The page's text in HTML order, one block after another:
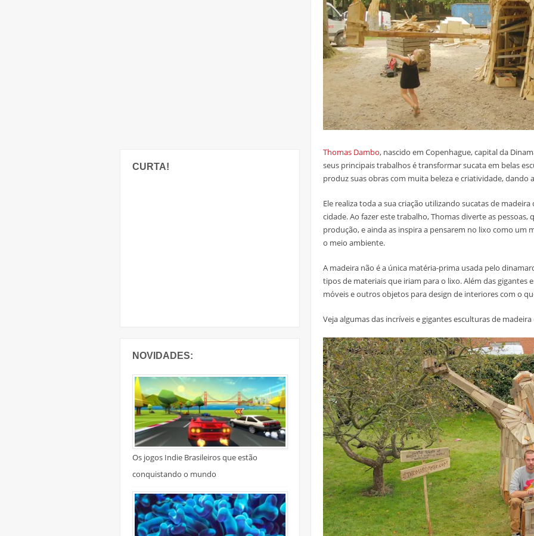
CURTA!
NOVIDADES:
Os jogos Indie Brasileiros que estão
conquistando o mundo
Thomas Dambo, nascido em Copenhague, capital da
seus principais trabalhos é transformar sucata em belas
produz suas obras com muita beleza e criatividade, dando
Ele realiza toda a sua criação utilizando sucatas de
cidade. Ao fazer este trabalho, Thomas diverte as pessoas,
produção, e ainda as inspira a pensarem no lixo como um
o meio ambiente.
A madeira não é a única matéria-prima usada pelo
tipos de materiais que iriam para o lixo. Além das gigantes
móveis e outros objetos para design de interiores com o
Veja algumas das incríveis e gigantes esculturas de